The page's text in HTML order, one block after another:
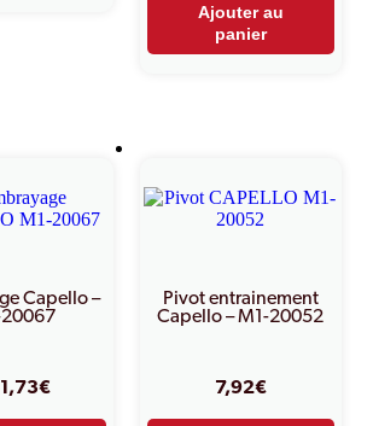
Ajouter au
panier
Capello –
€
Pivot entrainement
Capello – M1-20052
7,92€